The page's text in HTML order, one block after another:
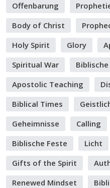
Offenbarung
Body of Christ
Holy Spirit
Glory
Spiritual War
Apostolic Teaching
Biblical Times
Geheimnisse
Calling
Biblische Feste
Licht
Gifts of the Spirit
Renewed Mindset